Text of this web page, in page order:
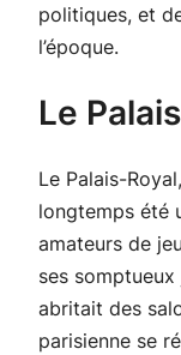
politiques, et
l’époque.
Le
Le Palais-
longtemps été
amateurs de
ses
abritait des
parisienne se